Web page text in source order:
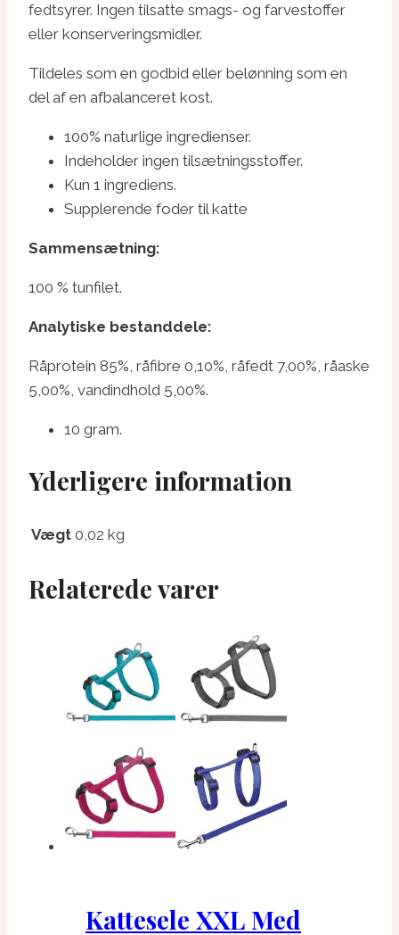
fedtsyrer. Ingen tilsatte smags- og farvestoffer
eller konserveringsmidler.
Tildeles som en godbid eller belønning som en
del af en afbalanceret kost.
100% naturlige ingredienser.
Indeholder ingen tilsætningsstoffer.
Kun 1 ingrediens.
Supplerende foder til katte
Sammensætning:
100 % tunfilet.
Analytiske bestanddele:
Råprotein 85%, råfibre 0,10%, råfedt 7,00%, råaske
5,00%, vandindhold 5,00%.
10 gram.
Yderligere information
Vægt 0,02 kg
Relaterede varer
Kattesele XXL Med